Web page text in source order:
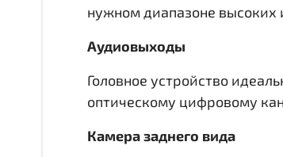
нужном диапазоне высоких
Аудиовыходы
Головное устройство
оптическому цифровому
Камера заднего вида